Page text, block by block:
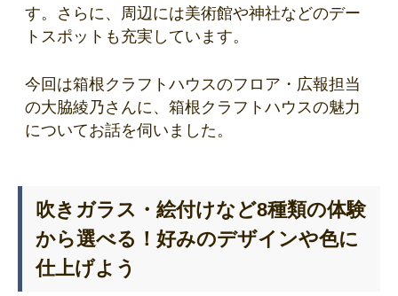
す。さらに、周辺には美術館や神社などのデー
トスポットも充実しています。
今回は箱根クラフトハウスのフロア・広報担当
の大脇綾乃さんに、箱根クラフトハウスの魅力
についてお話を伺いました。
吹きガラス・絵付けなど8種類の体験
から選べる！好みのデザインや色に
仕上げよう